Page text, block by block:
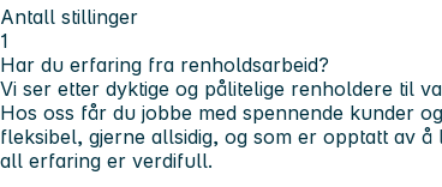
Antall stillinger
1
Har du erfaring fra renholdsarbeid?
Vi ser etter dyktige og pålitelige renholdere til
Hos oss får du jobbe med spennende kunder
fleksibel, gjerne allsidig, og som er opptatt av
all erfaring er verdifull.